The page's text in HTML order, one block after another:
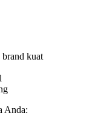
brand kuat
Anda: